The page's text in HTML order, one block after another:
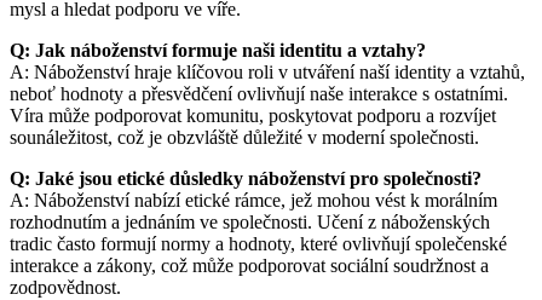
mysl a hledat podporu ve víře.
Q: Jak náboženství formuje naši identitu a vztahy?
A: Náboženství hraje klíčovou roli v utváření naší identity a vztahů,
neboť hodnoty a přesvědčení ovlivňují naše interakce s ostatními.
Víra může podporovat komunitu, poskytovat podporu a rozvíjet
sounáležitost, což je obzvláště důležité v moderní společnosti.
Q: Jaké jsou etické důsledky náboženství pro společnosti?
A: Náboženství nabízí etické rámce, jež mohou vést k morálním
rozhodnutím a jednáním ve společnosti. Učení z náboženských
tradic často formují normy a hodnoty, které ovlivňují společenské
interakce a zákony, což může podporovat sociální soudržnost a
zodpovědnost.